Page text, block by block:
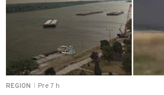
REGION Pre 7 h